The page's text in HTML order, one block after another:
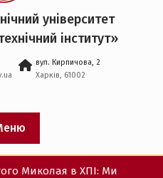
університет
iнститут»
вул. Кирпичова, 2
Харків, 61002
Миколая в ХПІ: Ми